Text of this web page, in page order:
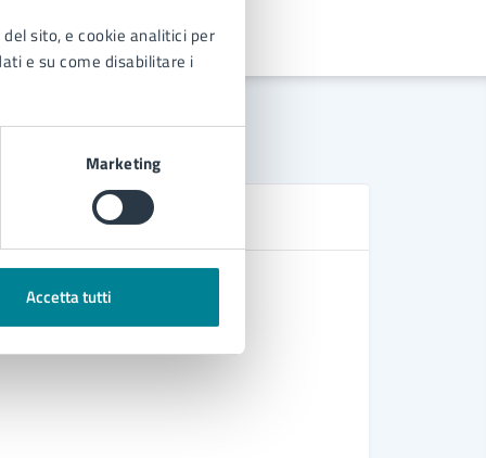
sito, e cookie analitici per
e su come disabilitare i
Marketing
Accetta tutti